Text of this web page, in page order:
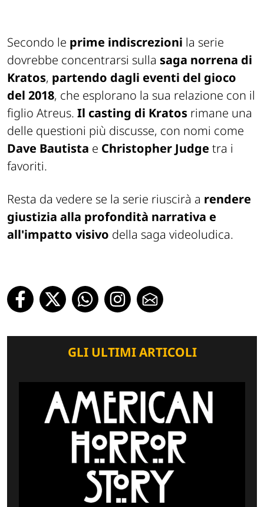
Secondo le prime indiscrezioni la serie
dovrebbe concentrarsi sulla saga norrena di
Kratos, partendo dagli eventi del gioco
del 2018, che esplorano la sua relazione con il
figlio Atreus. Il casting di Kratos rimane una
delle questioni più discusse, con nomi come
Dave Bautista e Christopher Judge tra i
favoriti.
Resta da vedere se la serie riuscirà a rendere
giustizia alla profondità narrativa e
all'impatto visivo della saga videoludica.
GLI ULTIMI ARTICOLI